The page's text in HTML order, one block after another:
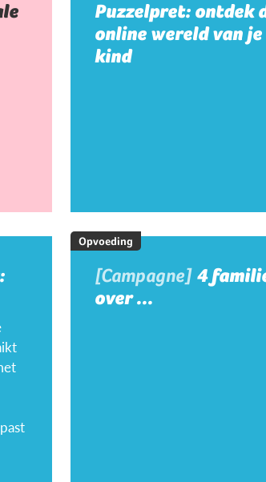
Puzzelpret: ontdek
online wereld van je
kind
Opvoeding
[Campagne] 4
over ...